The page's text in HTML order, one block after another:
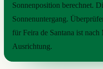
Sonnenposition berechnet.
Sonnenuntergang.
für Feira de Santana ist
Ausrichtung.